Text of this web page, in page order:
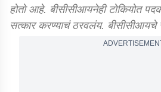
होतो आहे. बीसीसीआयनेही टोकियोत
सत्कार करण्याचं ठरवलंय.